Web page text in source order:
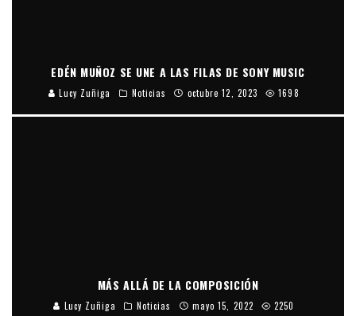
EDÉN MUÑOZ SE UNE A LAS FILAS DE SONY MUSIC
Lucy Zuñiga Noticias octubre 12, 2023 1698
MÁS ALLÁ DE LA COMPOSICIÓN
Lucy Zuñiga Noticias mayo 15, 2022 2250